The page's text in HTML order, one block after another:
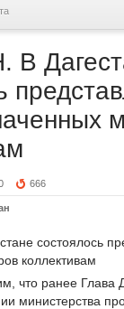
666
что ранее Глава
министерства